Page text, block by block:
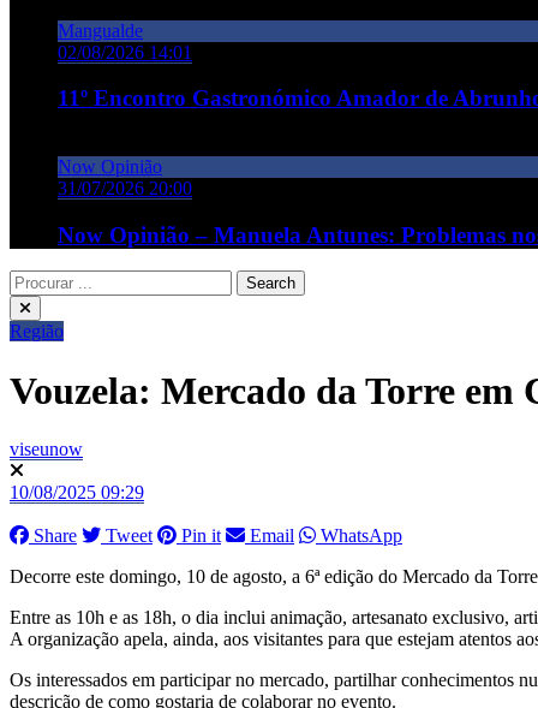
Mangualde
02/08/2026 14:01
11º Encontro Gastronómico Amador de
Now Opinião
31/07/2026 20:00
Now Opinião – Manuela Antunes: Problemas
Região
Vouzela: Mercado da Torre em
viseunow
10/08/2025 09:29
Share Tweet Pin it Email
WhatsApp
Decorre este domingo, 10 de agosto, a 6ª edição do Mercado da
Entre as 10h e as 18h, o dia inclui animação, artesanato exclusivo,
A organização apela, ainda, aos visitantes para que estejam atentos
Os interessados em participar no mercado, partilhar conhecimentos
descrição de como gostaria de colaborar no evento.